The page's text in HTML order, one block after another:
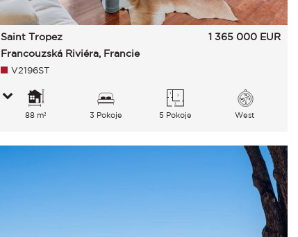
Saint Tropez
Francouzská Riviéra, Francie
1 365 000 EUR
V2196ST
88 m² 3 Pokoje 5 Pokoje West